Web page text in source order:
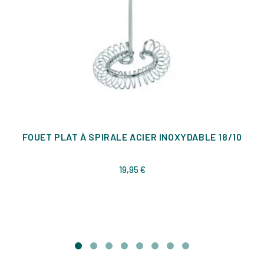
FOUET PLAT À SPIRALE ACIER INOXYDABLE 18/10
19,95 €Prix